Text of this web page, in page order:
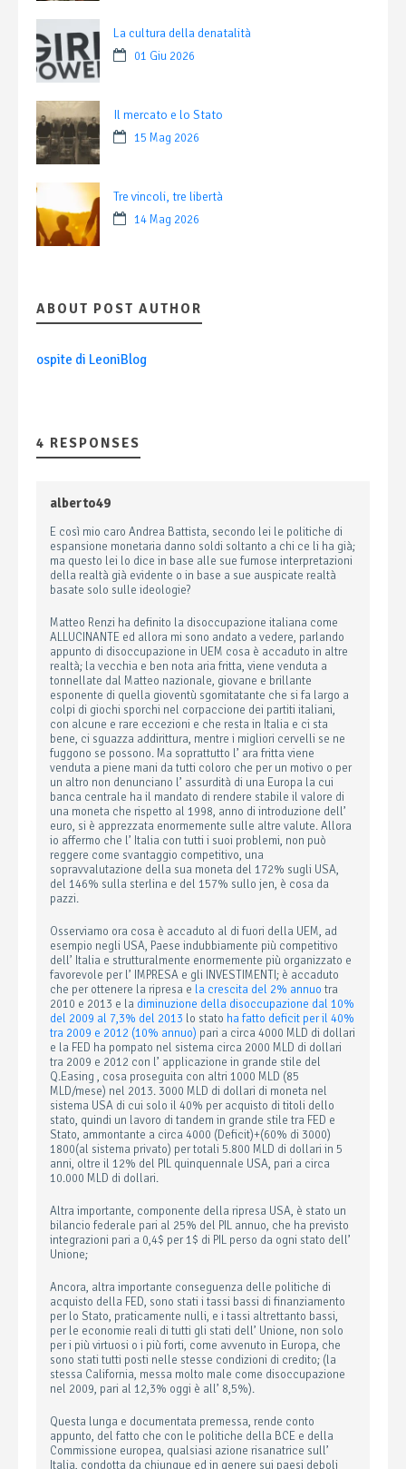
La cultura della denatalità
01 Giu 2026
Il mercato e lo Stato
15 Mag 2026
Tre vincoli, tre libertà
14 Mag 2026
ABOUT POST AUTHOR
ospite di LeoniBlog
4 RESPONSES
alberto49
E così mio caro Andrea Battista, secondo lei le politiche di
espansione monetaria danno soldi soltanto a chi ce li ha già;
ma questo lei lo dice in base alle sue fumose interpretazioni
della realtà già evidente o in base a sue auspicate realtà
basate solo sulle ideologie?
Matteo Renzi ha definito la disoccupazione italiana come
ALLUCINANTE ed allora mi sono andato a vedere, parlando
appunto di disoccupazione in UEM cosa è accaduto in altre
realtà; la vecchia e ben nota aria fritta, viene venduta a
tonnellate dal Matteo nazionale, giovane e brillante
esponente di quella gioventù sgomitatante che si fa largo a
colpi di giochi sporchi nel corpaccione dei partiti italiani,
con alcune e rare eccezioni e che resta in Italia e ci sta
bene, ci sguazza addirittura, mentre i migliori cervelli se ne
fuggono se possono. Ma soprattutto l’ ara fritta viene
venduta a piene mani da tutti coloro che per un motivo o per
un altro non denunciano l’ assurdità di una Europa la cui
banca centrale ha il mandato di rendere stabile il valore di
una moneta che rispetto al 1998, anno di introduzione dell’
euro, si è apprezzata enormemente sulle altre valute. Allora
io affermo che l’ Italia con tutti i suoi problemi, non può
reggere come svantaggio competitivo, una
sopravvalutazione della sua moneta del 172% sugli USA,
del 146% sulla sterlina e del 157% sullo jen, è cosa da
pazzi.
Osserviamo ora cosa è accaduto al di fuori della UEM, ad
esempio negli USA, Paese indubbiamente più competitivo
dell’ Italia e strutturalmente enormemente più organizzato e
favorevole per l’ IMPRESA e gli INVESTIMENTI; è accaduto
che per ottenere la ripresa e la crescita del 2% annuo tra
2010 e 2013 e la diminuzione della disoccupazione dal 10%
del 2009 al 7,3% del 2013 lo stato ha fatto deficit per il 40%
tra 2009 e 2012 (10% annuo) pari a circa 4000 MLD di dollari
e la FED ha pompato nel sistema circa 2000 MLD di dollari
tra 2009 e 2012 con l’ applicazione in grande stile del
Q.Easing , cosa proseguita con altri 1000 MLD (85
MLD/mese) nel 2013. 3000 MLD di dollari di moneta nel
sistema USA di cui solo il 40% per acquisto di titoli dello
stato, quindi un lavoro di tandem in grande stile tra FED e
Stato, ammontante a circa 4000 (Deficit)+(60% di 3000)
1800(al sistema privato) per totali 5.800 MLD di dollari in 5
anni, oltre il 12% del PIL quinquennale USA, pari a circa
10.000 MLD di dollari.
Altra importante, componente della ripresa USA, è stato un
bilancio federale pari al 25% del PIL annuo, che ha previsto
integrazioni pari a 0,4$ per 1$ di PIL perso da ogni stato dell’
Unione;
Ancora, altra importante conseguenza delle politiche di
acquisto della FED, sono stati i tassi bassi di finanziamento
per lo Stato, praticamente nulli, e i tassi altrettanto bassi,
per le economie reali di tutti gli stati dell’ Unione, non solo
per i più virtuosi o i più forti, come avvenuto in Europa, che
sono stati tutti posti nelle stesse condizioni di credito; (la
stessa California, messa molto male come disoccupazione
nel 2009, pari al 12,3% oggi è all’ 8,5%).
Questa lunga e documentata premessa, rende conto
appunto, del fatto che con le politiche della BCE e della
Commissione europea, qualsiasi azione risanatrice sull’
Italia, condotta da chiunque ed in genere sui paesi deboli